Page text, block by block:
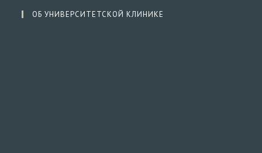
ОБ УНИВЕРСИТЕТСКОЙ КЛИНИКЕ